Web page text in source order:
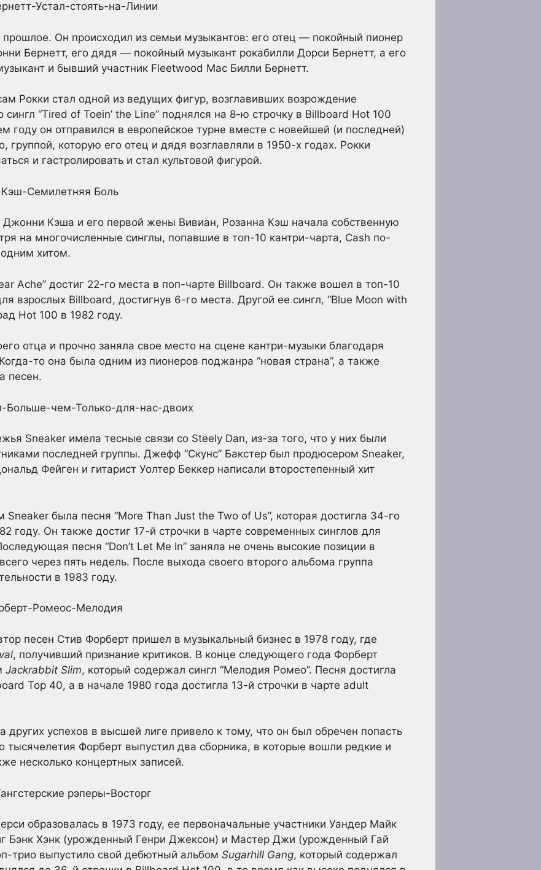
прошлое. Он происходил из семьи музыкантов: его отец — покойный пионер
Бернетт, его дядя — покойный музыкант рокабилли Дорси Бернетт, а его
и бывший участник Fleetwood Mac Билли Бернетт.
Рокки стал одной из ведущих фигур, возглавивших возрождение
сингл “Tired of Toein’ the Line” поднялся на 8-ю строчку в Billboard Hot 100
году он отправился в европейское турне вместе с новейшей (и последней)
группой, которую его отец и дядя возглавляли в 1950-х годах. Рокки
и гастролировать и стал культовой фигурой.
Кэша и его первой жены Вивиан, Розанна Кэш начала собственную
на многочисленные синглы, попавшие в топ-10 кантри-чарта, Cash по-
хитом.
Ache” достиг 22-го места в поп-чарте Billboard. Он также вошел в топ-10
взрослых Billboard, достигнув 6-го места. Другой ее сингл, “Blue Moon with
Hot 100 в 1982 году.
отца и прочно заняла свое место на сцене кантри-музыки благодаря
то она была одним из пионеров поджанра “новая страна”, а также
песен.
Sneaker имела тесные связи со Steely Dan, из-за того, что у них были
последней группы. Джефф “Скунс” Бакстер был продюсером Sneaker,
Фейген и гитарист Уолтер Беккер написали второстепенный хит
была песня “More Than Just the Two of Us”, которая достигла 34-го
году. Он также достиг 17-й строчки в чарте современных синглов для
песня “Don’t Let Me In” заняла не очень высокие позиции в
через пять недель. После выхода своего второго альбома группа
в 1983 году.
песен Стив Форберт пришел в музыкальный бизнес в 1978 году, где
, получивший признание критиков. В конце следующего года Форберт
Jackrabbit Slim, который содержал сингл “Мелодия Ромео”. Песня достигла
Top 40, а в начале 1980 года достигла 13-й строчки в чарте adult
других успехов в высшей лиге привело к тому, что он был обречен попасть
тысячелетия Форберт выпустил два сборника, в которые вошли редкие и
несколько концертных записей.
образовалась в 1973 году, ее первоначальные участники Уандер Майк
Бэнк Хэнк (урожденный Генри Джексон) и Мастер Джи (урожденный Гай
трио выпустило свой дебютный альбом Sugarhill Gang, который содержал